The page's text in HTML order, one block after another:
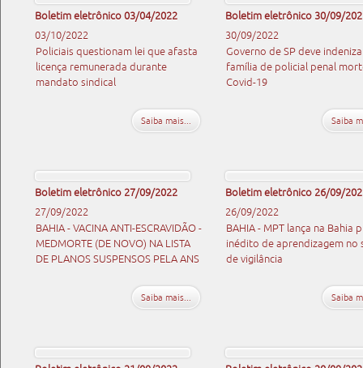
Boletim eletrônico 03/04/2022
03/10/2022
Policiais questionam lei que afasta
licença remunerada durante
mandato sindical
Saiba mais...
Boletim eletrônico 30/09/
30/09/2022
Governo de SP deve
família de policial penal
Covid-19
Saiba
Boletim eletrônico 27/09/2022
27/09/2022
BAHIA - VACINA ANTI-ESCRAVIDÃO -
MEDMORTE (DE NOVO) NA LISTA
DE PLANOS SUSPENSOS PELA ANS
Saiba mais...
Boletim eletrônico 26/09/
26/09/2022
BAHIA - MPT lança na Bahia
inédito de aprendizagem no
de vigilância
Saiba